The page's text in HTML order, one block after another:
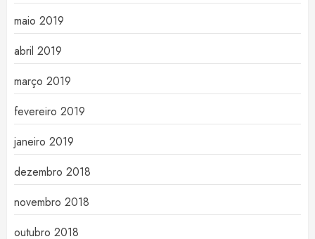
maio 2019
abril 2019
março 2019
fevereiro 2019
janeiro 2019
dezembro 2018
novembro 2018
outubro 2018